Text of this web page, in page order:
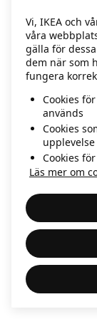
Vi, IKEA och
våra
gälla för
dem när som
fungera
Cookies
används
Cookies
Cookies
Läs mer om